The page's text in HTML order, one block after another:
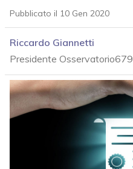
Pubblicato il 10 Gen 2020
Riccardo Giannetti
Presidente Osservatorio679